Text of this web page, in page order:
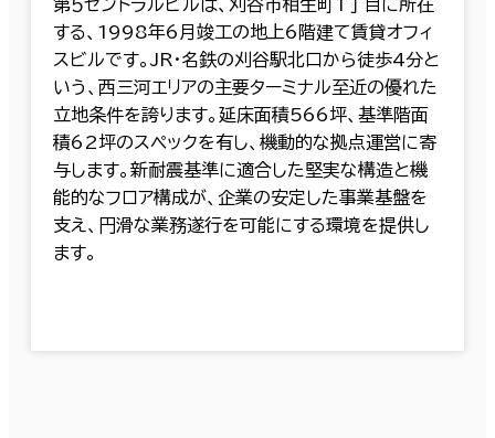
第５セントラルビルは、刈谷市相生町1丁目に所在
する、1998年6月竣工の地上6階建て賃貸オフィ
スビルです。JR・名鉄の刈谷駅北口から徒歩4分と
いう、西三河エリアの主要ターミナル至近の優れた
立地条件を誇ります。延床面積566坪、基準階面
積62坪のスペックを有し、機動的な拠点運営に寄
与します。新耐震基準に適合した堅実な構造と機
能的なフロア構成が、企業の安定した事業基盤を
支え、円滑な業務遂行を可能にする環境を提供し
ます。